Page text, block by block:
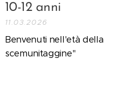
10-12 anni
11.03.2026
Benvenuti nell'età della
scemunitaggine"